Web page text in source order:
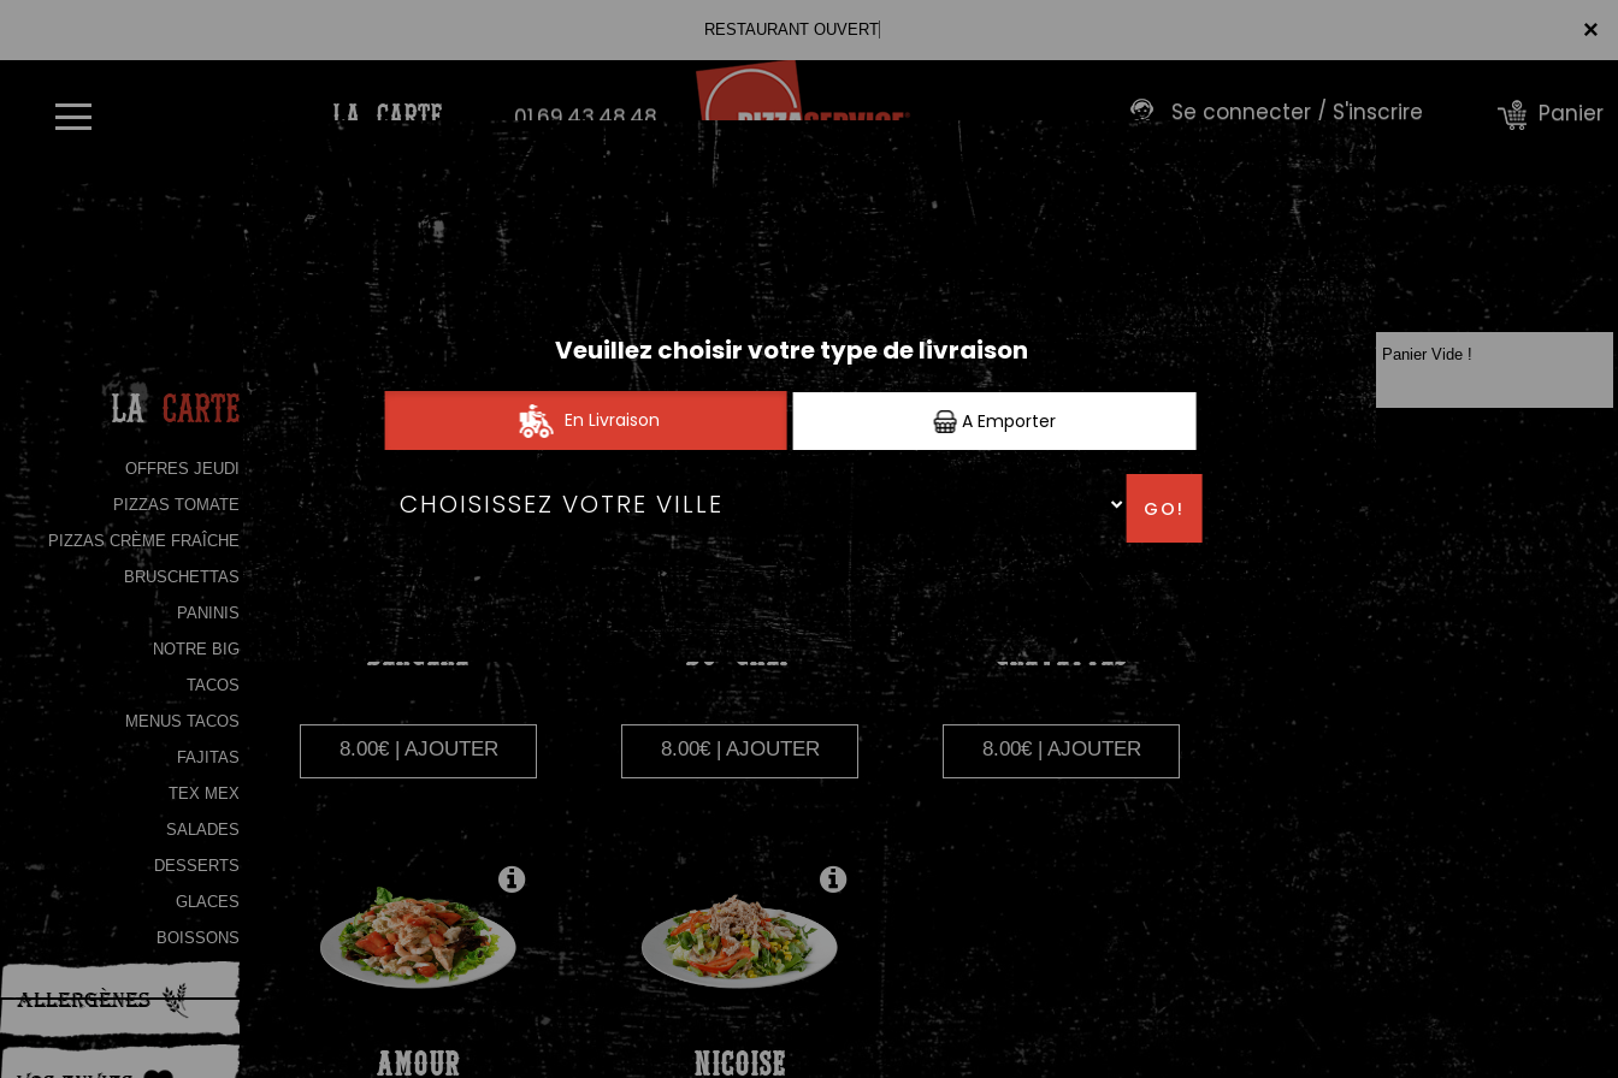
×
RESTAURANT OUVERT
LA CARTE 01.69.43.48.48 Se connecter / S'inscrire Panier
C.G.V
Contact
Mentions
Légales
Mobile
Programme
De
Fidélité
Vos
Avis
Zones
de
La Carte
OFFRES JEUDI
PIZZAS TOMATE
PIZZAS CRÈME FRAÎCHE
BRUSCHETTAS
PANINIS
NOTRE BIG
TACOS
MENUS TACOS
FAJITAS
TEX MEX
SALADES
DESSERTS
GLACES
BOISSONS
Allergènes
SALADES
BERGERE
8.00€ | AJOUTER
DUCHEF
8.00€ | AJOUTER
CREVETTES
8.00€ | AJOUTER
AMOUR NICOISE
Panier Vide !